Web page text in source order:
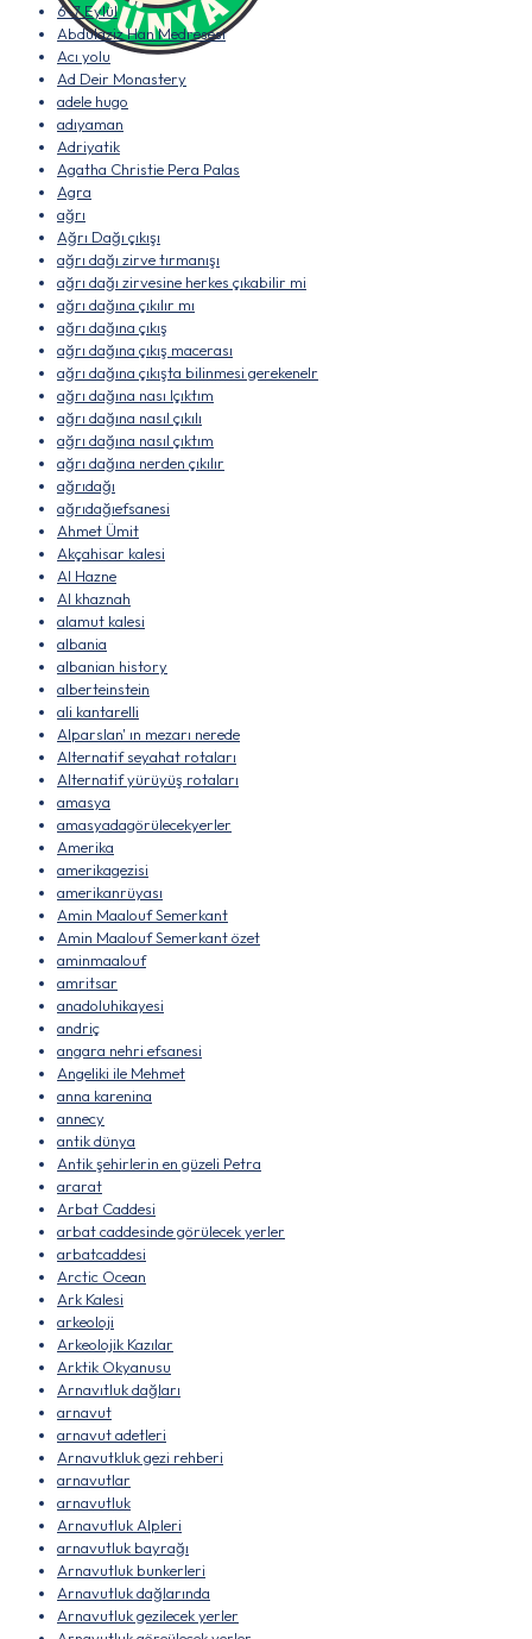
6-7 Eylül
Abdülaziz Han Medresesi
Acı yolu
Ad Deir Monastery
adele hugo
adıyaman
Adriyatik
Agatha Christie Pera Palas
Agra
ağrı
Ağrı Dağı çıkışı
ağrı dağı zirve tırmanışı
ağrı dağı zirvesine herkes çıkabilir mi
ağrı dağına çıkılır mı
ağrı dağına çıkış
ağrı dağına çıkış macerası
ağrı dağına çıkışta bilinmesi gerekenelr
ağrı dağına nası lçıktım
ağrı dağına nasıl çıkılı
ağrı dağına nasıl çıktım
ağrı dağına nerden çıkılır
ağrıdağı
ağrıdağıefsanesi
Ahmet Ümit
Akçahisar kalesi
Al Hazne
Al khaznah
alamut kalesi
albania
albanian history
alberteinstein
ali kantarelli
Alparslan' ın mezarı nerede
Alternatif seyahat rotaları
Alternatif yürüyüş rotaları
amasya
amasyadagörülecekyerler
Amerika
amerikagezisi
amerikanrüyası
Amin Maalouf Semerkant
Amin Maalouf Semerkant özet
aminmaalouf
amritsar
anadoluhikayesi
andriç
angara nehri efsanesi
Angeliki ile Mehmet
anna karenina
annecy
antik dünya
Antik şehirlerin en güzeli Petra
ararat
Arbat Caddesi
arbat caddesinde görülecek yerler
arbatcaddesi
Arctic Ocean
Ark Kalesi
arkeoloji
Arkeolojik Kazılar
Arktik Okyanusu
Arnavıtluk dağları
arnavut
arnavut adetleri
Arnavutkluk gezi rehberi
arnavutlar
arnavutluk
Arnavutluk Alpleri
arnavutluk bayrağı
Arnavutluk bunkerleri
Arnavutluk dağlarında
Arnavutluk gezilecek yerler